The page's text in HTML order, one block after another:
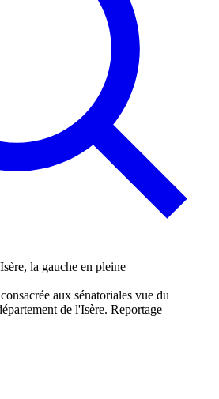
aux sénatoriales vue du
de l'Isère. Reportage